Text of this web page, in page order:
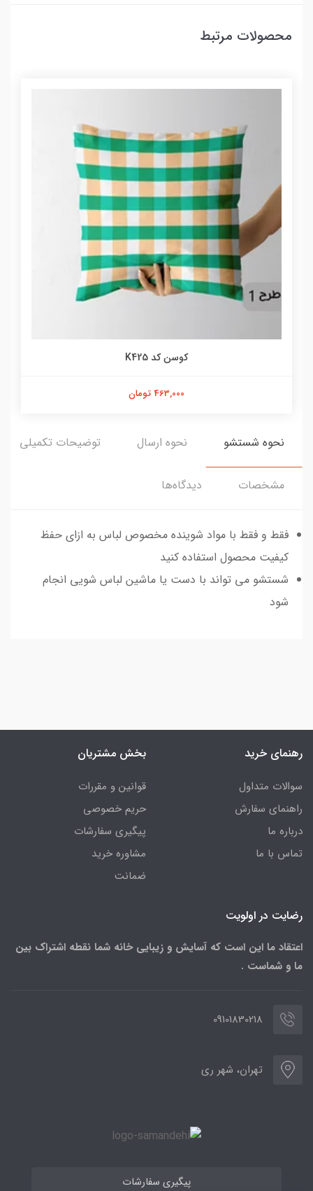
محصولات مرتبط
کوسن کد K425
463,000 تومان
نحوه شستشو نحوه ارسال توضیحات تکمیلی
مشخصات دیدگاه‌ها
فقط و فقط با مواد شوینده مخصوص لباس به ازای حفظ
کیفیت محصول استفاده کنید
شستشو می تواند با دست یا ماشین لباس شویی انجام
شود
رهنمای خرید
سوالات متداول
راهنمای سفارش
درباره ما
تماس با ما
بخش مشتریان
قوانین و مقررات
حریم خصوصی
پیگیری سفارشات
مشاوره خرید
ضمانت
رضایت در اولویت
اعتقاد ما این است که آسایش و زیبایی خانه شما نقطه اشتراک بین
ما و شماست .
09101830218
تهران، شهر ری
پیگیری سفارشات